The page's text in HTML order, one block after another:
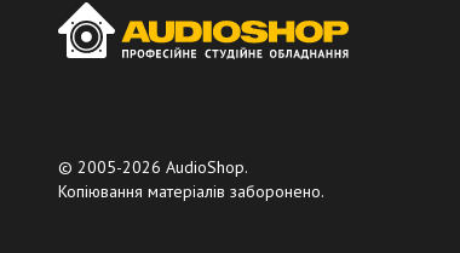
© 2005-2026 AudioShop.
Копіювання матеріалів заборонено.